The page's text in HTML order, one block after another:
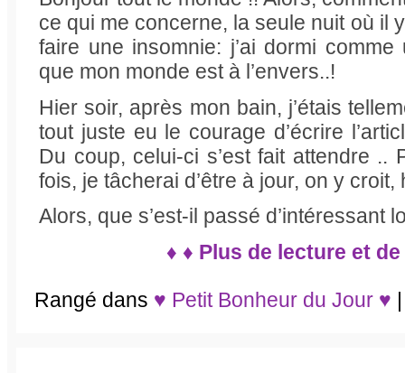
ce qui me concerne, la seule nuit où il
faire une insomnie: j’ai dormi
que mon monde est à l’envers..!
Hier soir, après mon bain, j’étais
tout juste eu le courage d’écrire
Du coup, celui-ci s’est fait attendre ..
fois, je tâcherai d’être à jour, on y croit,
Alors, que s’est-il passé d’intéressant
♦ ♦ Plus de lecture et
Rangé dans ♥ Petit Bonheur du Jour ♥ |